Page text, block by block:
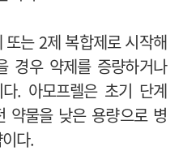
는 2제 복합제로 시작해
경우 약제를 증량하거나
. 아모프렐은 초기 단계
약물을 낮은 용량으로 병
다.